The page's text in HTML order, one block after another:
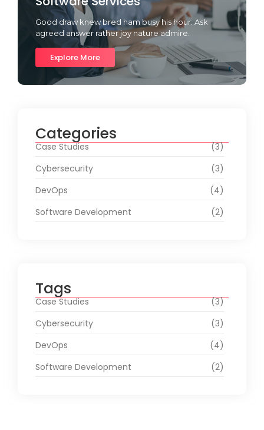
Good draw knew bred ham busy his hour. Ask
agreed answer rather joy nature admire.
Explore More
Categories
Case Studies
(3)
Cybersecurity
(3)
DevOps
(4)
Software Development
(2)
Tags
Case Studies
(3)
Cybersecurity
(3)
DevOps
(4)
Software Development
(2)